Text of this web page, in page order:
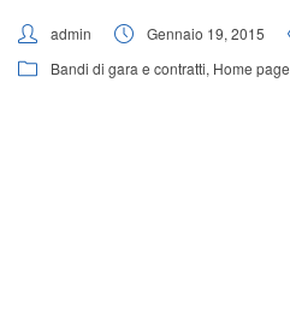
admin Gennaio 19, 2015
Bandi di gara e contratti, Home page